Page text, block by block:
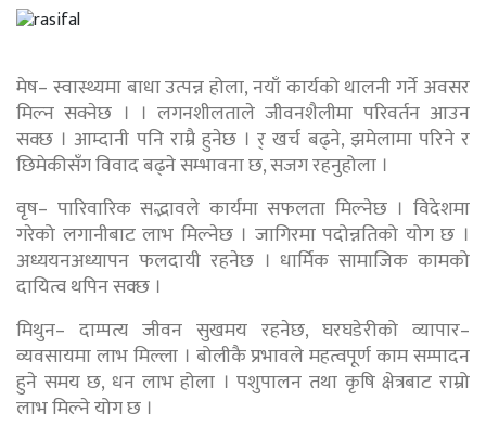
मेष– स्वास्थ्यमा बाधा उत्पन्न होला, नयाँ कार्यको थालनी गर्ने अवसर
मिल्न सक्नेछ । । लगनशीलताले जीवनशैलीमा परिवर्तन आउन
सक्छ । आम्दानी पनि राम्रै हुनेछ । र् खर्च बढ्ने, झमेलामा परिने र
छिमेकीसँग विवाद बढ्ने सम्भावना छ, सजग रहनुहोला ।
वृष– पारिवारिक सद्भावले कार्यमा सफलता मिल्नेछ । विदेशमा
गरेको लगानीबाट लाभ मिल्नेछ । जागिरमा पदोन्नतिको योग छ ।
अध्ययनअध्यापन फलदायी रहनेछ । धार्मिक सामाजिक कामको
दायित्व थपिन सक्छ ।
मिथुन– दाम्पत्य जीवन सुखमय रहनेछ, घरघडेरीको व्यापार–
व्यवसायमा लाभ मिल्ला । बोलीकै प्रभावले महत्वपूर्ण काम सम्पादन
हुने समय छ, धन लाभ होला । पशुपालन तथा कृषि क्षेत्रबाट राम्रो
लाभ मिल्ने योग छ ।